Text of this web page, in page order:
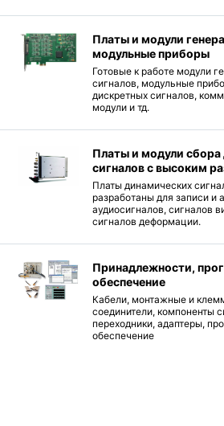
Платы и модули
модульные приборы
Готовые к работе модули
сигналов, модульные
дискретных сигналов,
модули и тд.
Платы и модули
сигналов с высоким
Платы динамических
разработаны для записи и
аудиосигналов, сигналов
сигналов деформации.
Принадлежности,
обеспечение
Кабели, монтажные и
соединители, компоненты
переходники, адаптеры,
обеспечение